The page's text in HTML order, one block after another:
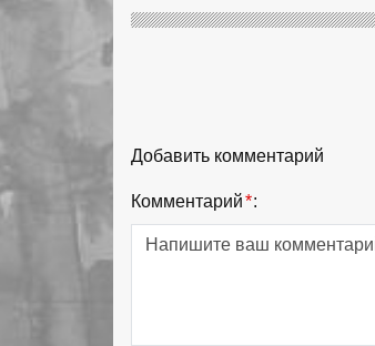
Добавить комментарий
Комментарий*: